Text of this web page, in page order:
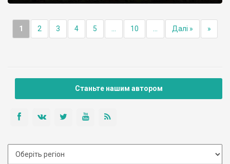
1 2 3 4 5 10 Далі » »
Станьте нашим автором